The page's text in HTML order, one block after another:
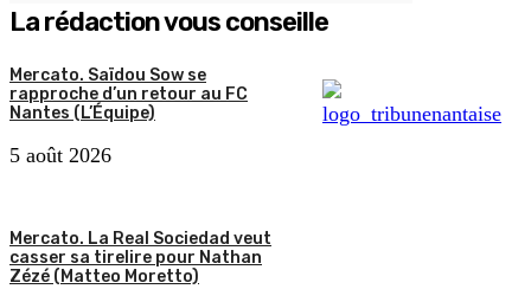
La rédaction vous conseille
Mercato. Saïdou Sow se
rapproche d’un retour au FC
Nantes (L’Équipe)
5 août 2026
Mercato. La Real Sociedad veut
casser sa tirelire pour Nathan
Zézé (Matteo Moretto)